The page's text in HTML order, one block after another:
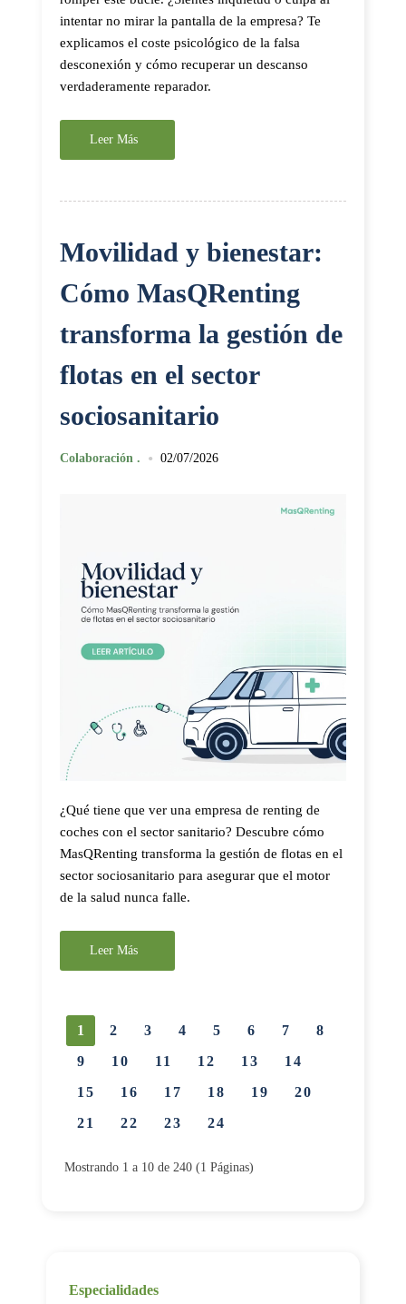
intentar no mirar la pantalla de la empresa? Te
explicamos el coste psicológico de la falsa
desconexión y cómo recuperar un descanso
verdaderamente reparador.
Leer Más
Movilidad y bienestar:
Cómo MasQRenting
transforma la gestión de
flotas en el sector
sociosanitario
Colaboración . • 02/07/2026
¿Qué tiene que ver una empresa de renting de
coches con el sector sanitario? Descubre cómo
MasQRenting transforma la gestión de flotas en el
sector sociosanitario para asegurar que el motor
de la salud nunca falle.
Leer Más
1 2 3 4 5 6 7
8
9
10 11 12 13
14
15
16 17 18 19
20
21
22 23 24
Mostrando 1 a 10 de 240 (1 Páginas)
Especialidades